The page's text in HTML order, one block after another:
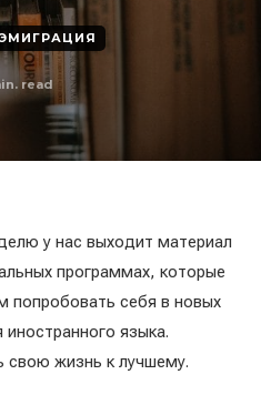
read
у нас выходит материал
программах, которые
себя в новых
иностранного языка.
свою жизнь к лучшему.